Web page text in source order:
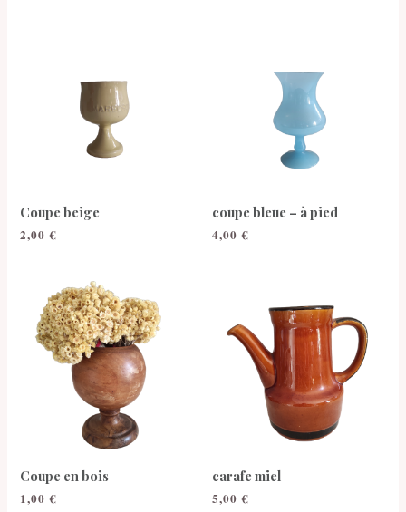
Coupe beige
2,00€
coupe bleue – à pied
4,00€
Coupe en bois
1,00€
carafe miel
5,00€